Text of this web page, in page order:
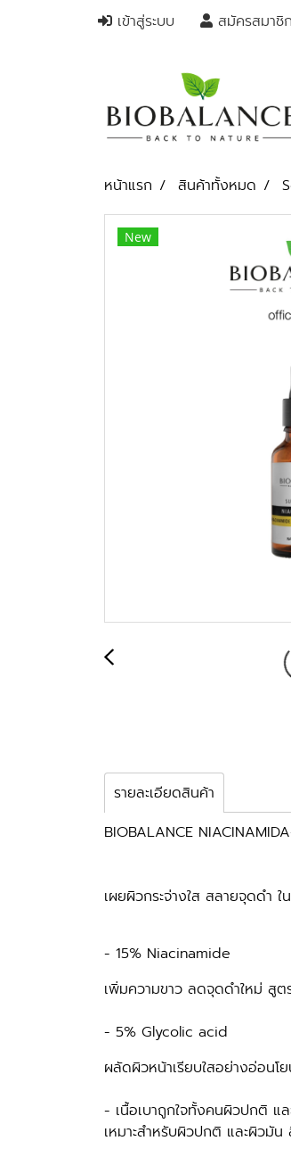
เข้าสู่ระบบ สมัครสมาชิก
หน้าแรก สินค้าทั้งหมด
New
รายละเอียดสินค้า
BIOBALANCE
เผยผิวกระจ่างใส สลายจุดดำ
- 15% Niacinamide
เพิ่มความขาว ลดจุดดำใหม่ สู
- 5% Glycolic acid
ผลัดผิวหน้าเรียบใสอย่างอ่อนโ
- เนื้อเบาถูกใจทั้งคนผิวปกติ แ
เหมาะสำหรับผิวปกติ และผิวมั